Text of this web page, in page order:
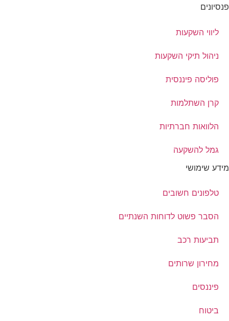
פנסיונים
ליווי השקעות
ניהול תיקי השקעות
פוליסה פיננסית
קרן השתלמות
הלוואות חברתיות
גמל להשקעה
מידע שימושי
טלפונים חשובים
הסבר פשוט לדוחות השנתיים
תביעות רכב
מחירון שרותים
פיננסים
ביטוח